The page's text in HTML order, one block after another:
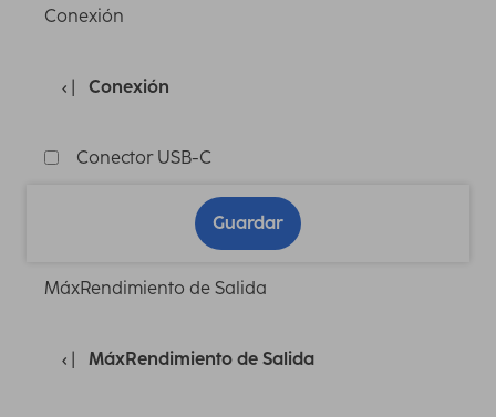
Conexión
Conexión
Conector USB-C
Guardar
MáxRendimiento de Salida
MáxRendimiento de Salida